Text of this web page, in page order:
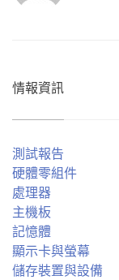
情報資訊
測試報告
硬體零組件
處理器
主機板
記憶體
顯示卡與螢幕
儲存裝置與設備